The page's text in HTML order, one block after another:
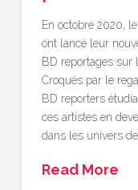
En octobre 2020,
ont lancé leur
BD reportages sur
Croqués par le
BD reporters
ces artistes en
dans les univers de
Read More